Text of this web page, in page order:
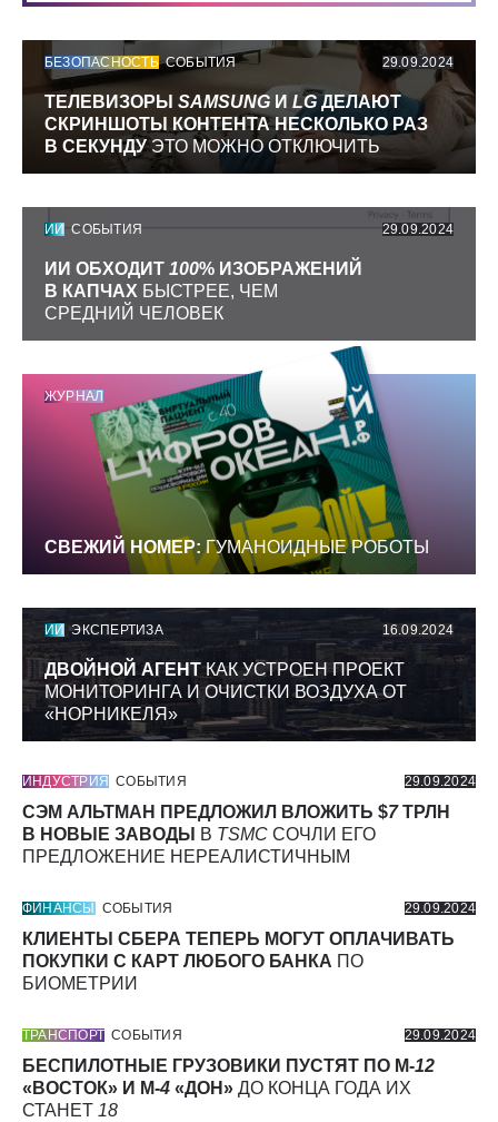
БЕЗОПАСНОСТЬ СОБЫТИЯ 29.09.2024
ТЕЛЕВИЗОРЫ SAMSUNG И LGДЕЛАЮТ
СКРИНШОТЫ КОНТЕНТА НЕСКОЛЬКО РАЗ
В СЕКУНДУЭТО МОЖНО ОТКЛЮЧИТЬ
ИИ СОБЫТИЯ 29.09.2024
ИИ ОБХОДИТ 100% ИЗОБРАЖЕНИЙ
В КАПЧАХ БЫСТРЕЕ, ЧЕМ
СРЕДНИЙ ЧЕЛОВЕК
ЖУРНАЛ
СВЕЖИЙ НОМЕР: ГУМАНОИДНЫЕ РОБОТЫ
ИИ ЭКСПЕРТИЗА 16.09.2024
ДВОЙНОЙ АГЕНТКАК УСТРОЕН ПРОЕКТ
МОНИТОРИНГА И ОЧИСТКИ ВОЗДУХА ОТ
«НОРНИКЕЛЯ»
ИНДУСТРИЯ СОБЫТИЯ 29.09.2024
СЭМ АЛЬТМАН ПРЕДЛОЖИЛ ВЛОЖИТЬ $7ТРЛН
В НОВЫЕ ЗАВОДЫ
В TSMC СОЧЛИ ЕГО
ПРЕДЛОЖЕНИЕ НЕРЕАЛИСТИЧНЫМ
ФИНАНСЫ СОБЫТИЯ 29.09.2024
КЛИЕНТЫ СБЕРА ТЕПЕРЬ МОГУТ ОПЛАЧИВАТЬ
ПОКУПКИ С КАРТ ЛЮБОГО БАНКА ПО
БИОМЕТРИИ
ТРАНСПОРТ СОБЫТИЯ 29.09.2024
БЕСПИЛОТНЫЕ ГРУЗОВИКИ ПУСТЯТ ПО М-12
«ВОСТОК» И М-4 «ДОН» ДО КОНЦА ГОДА ИХ
СТАНЕТ 18